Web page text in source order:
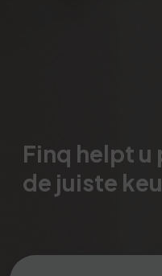
Finq helpt
de juiste